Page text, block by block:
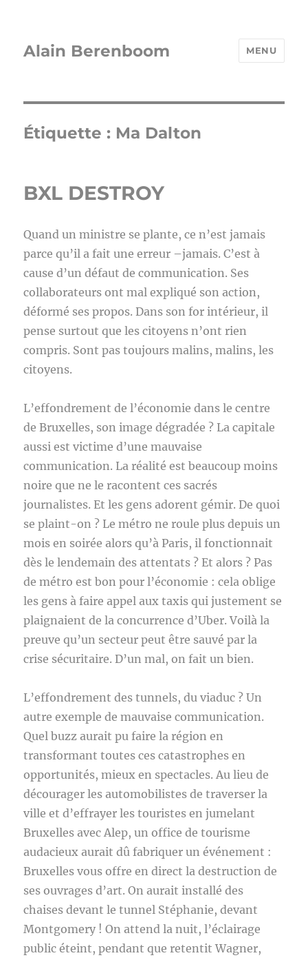
Alain Berenboom MENU
Étiquette : Ma Dalton
BXL DESTROY
Quand un ministre se plante, ce n’est jamais
parce qu’il a fait une erreur –jamais. C’est à
cause d’un défaut de communication. Ses
collaborateurs ont mal expliqué son action,
déformé ses propos. Dans son for intérieur, il
pense surtout que les citoyens n’ont rien
compris. Sont pas toujours malins, malins, les
citoyens.
L’effondrement de l’économie dans le centre
de Bruxelles, son image dégradée ? La capitale
aussi est victime d’une mauvaise
communication. La réalité est beaucoup moins
noire que ne le racontent ces sacrés
journalistes. Et les gens adorent gémir. De quoi
se plaint-on ? Le métro ne roule plus depuis un
mois en soirée alors qu’à Paris, il fonctionnait
dès le lendemain des attentats ? Et alors ? Pas
de métro est bon pour l’économie : cela oblige
les gens à faire appel aux taxis qui justement se
plaignaient de la concurrence d’Uber. Voilà la
preuve qu’un secteur peut être sauvé par la
crise sécuritaire. D’un mal, on fait un bien.
L’effondrement des tunnels, du viaduc ? Un
autre exemple de mauvaise communication.
Quel buzz aurait pu faire la région en
transformant toutes ces catastrophes en
opportunités, mieux en spectacles. Au lieu de
décourager les automobilistes de traverser la
ville et d’effrayer les touristes en jumelant
Bruxelles avec Alep, un office de tourisme
audacieux aurait dû fabriquer un événement :
Bruxelles vous offre en direct la destruction de
ses ouvrages d’art. On aurait installé des
chaises devant le tunnel Stéphanie, devant
Montgomery ! On attend la nuit, l’éclairage
public éteint, pendant que retentit Wagner,